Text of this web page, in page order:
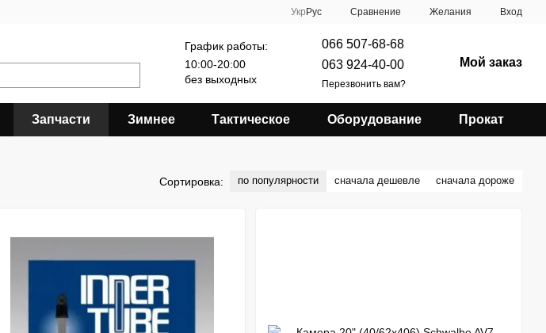
Укр Рус Сравнение Желания Вход
График работы:
10:00-20:00
без выходных
066 507-68-68
063 924-40-00
Перезвонить вам?
Мой заказ
Запчасти Зимнее Тактическое Оборудование Прокат
Сортировка: по популярности сначала дешевле сначала дороже